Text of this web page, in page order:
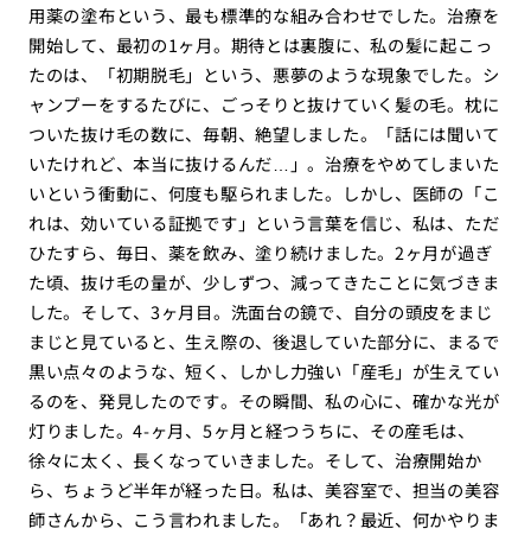
用薬の塗布という、最も標準的な組み合わせでした。治療を
開始して、最初の1ヶ月。期待とは裏腹に、私の髪に起こっ
たのは、「初期脱毛」という、悪夢のような現象でした。シ
ャンプーをするたびに、ごっそりと抜けていく髪の毛。枕に
ついた抜け毛の数に、毎朝、絶望しました。「話には聞いて
いたけれど、本当に抜けるんだ…」。治療をやめてしまいた
いという衝動に、何度も駆られました。しかし、医師の「こ
れは、効いている証拠です」という言葉を信じ、私は、ただ
ひたすら、毎日、薬を飲み、塗り続けました。2ヶ月が過ぎ
た頃、抜け毛の量が、少しずつ、減ってきたことに気づきま
した。そして、3ヶ月目。洗面台の鏡で、自分の頭皮をまじ
まじと見ていると、生え際の、後退していた部分に、まるで
黒い点々のような、短く、しかし力強い「産毛」が生えてい
るのを、発見したのです。その瞬間、私の心に、確かな光が
灯りました。4-ヶ月、5ヶ月と経つうちに、その産毛は、
徐々に太く、長くなっていきました。そして、治療開始か
ら、ちょうど半年が経った日。私は、美容室で、担当の美容
師さんから、こう言われました。「あれ？最近、何かやりま